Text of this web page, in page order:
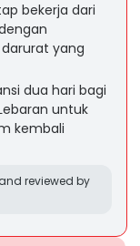
bekerja dari
yang
dua hari bagi
untuk
kembali
reviewed by